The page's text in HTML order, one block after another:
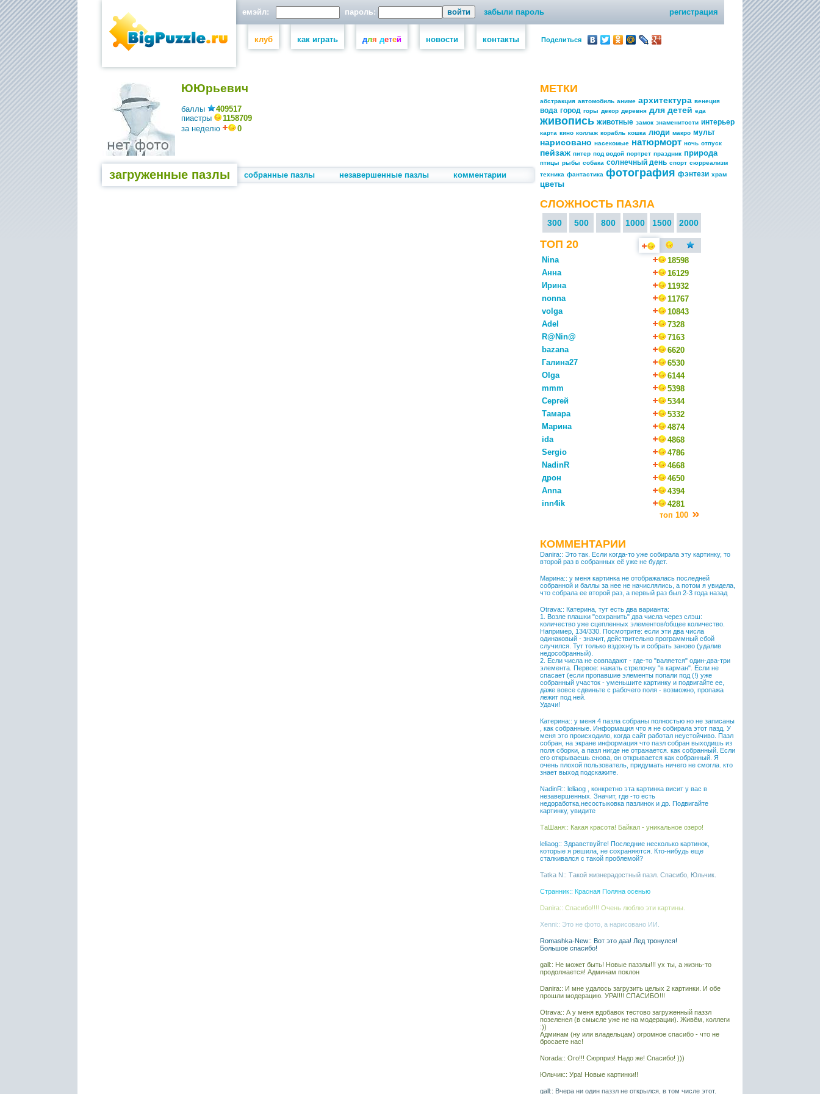
емэйл: пароль: забыли пароль регистрация
клуб как играть для детей новости контакты Поделиться
ЮЮрьевич
баллы
409517
пиастры
1158709
за неделю
0
загруженные пазлы собранные пазлы незавершенные пазлы комментарии
МЕТКИ
абстракция автомобиль аниме архитектура венеция
вода город горы декор деревня для детей еда
живопись животные замок знаменитости интерьер
карта кино коллаж корабль кошка люди макро мульт
нарисовано насекомые натюрморт ночь отпуск
пейзаж питер под водой портрет праздник природа
птицы рыбы собака солнечный день спорт сюрреализм
техника фантастика фотография фэнтези храм
цветы
СЛОЖНОСТЬ ПАЗЛА
300 500 800 1000 1500 2000
ТОП 20
Nina
18598
Анна
16129
Ирина
11932
nonna
11767
volga
10843
Adel
7328
R@Nin@
7163
bazana
6620
Галина27
6530
Olga
6144
mmm
5398
Сергей
5344
Тамара
5332
Марина
4874
ida
4868
Sergio
4786
NadinR
4668
дрон
4650
Anna
4394
inn4ik
4281
топ 100
КОММЕНТАРИИ
Danira:: Это так. Если когда-то уже собирала эту картинку, то
второй раз в собранных её уже не будет.
Марина:: у меня картинка не отображалась последней
собранной и баллы за нее не начислялись, а потом я увидела,
что собрала ее второй раз, а первый раз был 2-3 года назад
Otrava:: Катерина, тут есть два варианта:
1. Возле плашки "сохранить" два числа через слэш:
количество уже сцепленных элементов/общее количество.
Например, 134/330. Посмотрите: если эти два числа
одинаковый - значит, действительно программный сбой
случился. Тут только вздохнуть и собрать заново (удалив
недособранный).
2. Если числа не совпадают - где-то "валяется" один-два-три
элемента. Первое: нажать стрелочку "в карман". Если не
спасает (если пропавшие элементы попали под (!) уже
собранный участок - уменьшите картинку и подвигайте ее,
даже вовсе сдвиньте с рабочего поля - возможно, пропажа
лежит под ней.
Удачи!
Катерина:: у меня 4 пазла собраны полностью но не записаны
, как собранные. Информация что я не собирала этот пазд. У
меня это происходило, когда сайт работал неустойчиво. Пазл
собран, на экране информация что пазл собран выходишь из
поля сборки, а пазл нигде не отражается. как собранный. Если
его открываешь снова, он открывается как собранный. Я
очень плохой пользователь, придумать ничего не смогла. кто
знает выход подскажите.
NadinR:: leliaog , конкретно эта картинка висит у вас в
незавершенных. Значит, где -то есть
недоработка,несостыковка пазлинок и др. Подвигайте
картинку, увидите
ТаШаня:: Какая красота! Байкал - уникальное озеро!
leliaog:: Здравствуйте! Последние несколько картинок,
которые я решила, не сохраняются. Кто-нибудь еще
сталкивался с такой проблемой?
Tatka N:: Такой жизнерадостный пазл. Спасибо, Юльчик.
Странник:: Красная Поляна осенью
Danira:: Спасибо!!!! Очень люблю эти картины.
Xenni:: Это не фото, а нарисовано ИИ.
Romashka-New:: Вот это даа! Лед тронулся!
Большое спасибо!
gall:: Не может быть! Новые паззлы!!! ух ты, а жизнь-то
продолжается! Админам поклон
Danira:: И мне удалось загрузить целых 2 картинки. И обе
прошли модерацию. УРА!!!! СПАСИБО!!!
Otrava:: А у меня вдобавок тестово загруженный паззл
позеленел (в смысле уже не на модерации). Живём, коллеги
:))
Админам (ну или владельцам) огромное спасибо - что не
бросаете нас!
Norada:: Ого!!! Сюрприз! Надо же! Спасибо! )))
Юльчик:: Ура! Новые картинки!!
gall:: Вчера ни один паззл не открылся, в том числе этот.